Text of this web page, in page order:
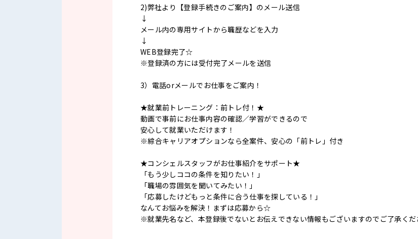
2)弊社より【登録手続きのご案内】のメール送信
↓
メール内の専用サイトから職歴などを入力
↓
WEB登録完了☆
※登録済の方には受付完了メールを送信
3）電話orメールでお仕事をご案内！
★就業前トレーニング：前トレ付！★
動画で事前にお仕事内容の確認／学習ができるので
安心して就業いただけます！
※綜合キャリアオプションなら全案件、安心の「前トレ」付き
★コンシェルスタッフがお仕事紹介をサポート★
「もう少しココの条件を知りたい！」
「職場の雰囲気を聞いてみたい！」
「応募したけどもっと条件に合う仕事を探している！」
なんてお悩みを解決！まずは応募から☆
※就業先名など、本登録後でないとお伝えできない情報もございますのでご了承くだ